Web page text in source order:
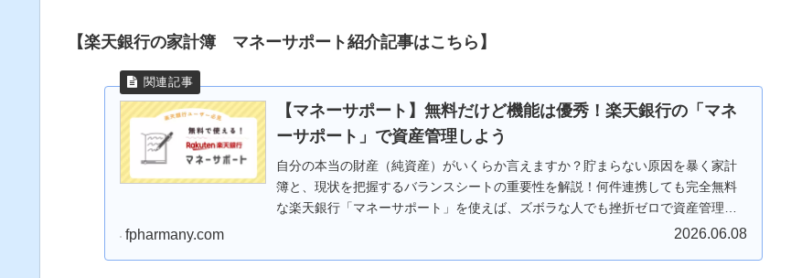
【楽天銀行の家計簿 マネーサポート紹介記事はこちら】
【マネーサポート】無料だけど機能は優秀！楽天銀行の「マネ
ーサポート」で資産管理しよう
自分の本当の財産（純資産）がいくらか言えますか？貯まらない原因を暴く家計
簿と、現状を把握するバランスシートの重要性を解説！何件連携しても完全無料
な楽天銀行「マネーサポート」を使えば、ズボラな人でも挫折ゼロで資産管理を
fpharmany.com 2026.06.08